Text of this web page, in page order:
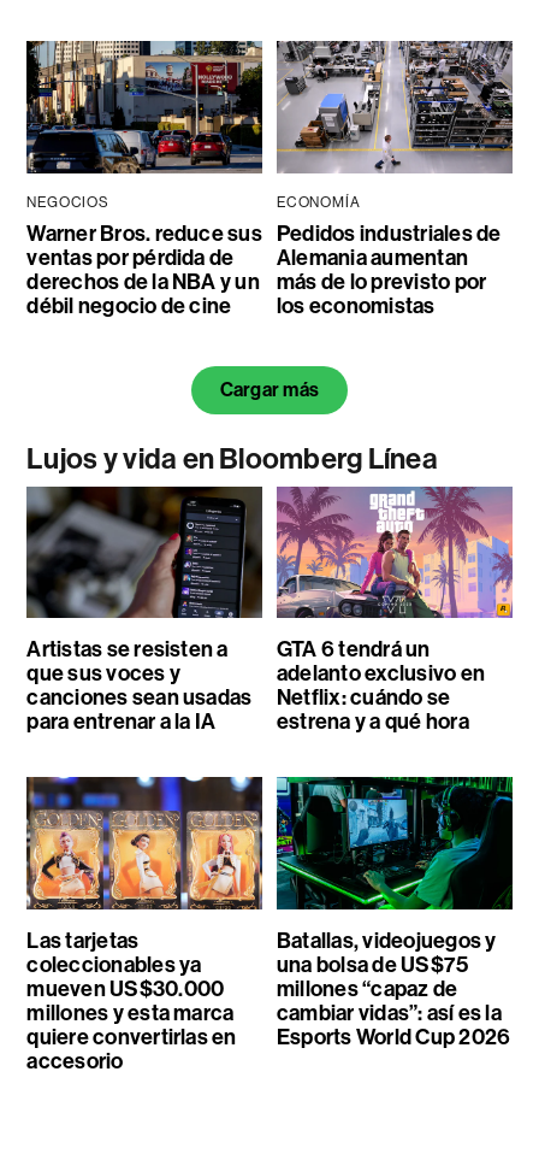
NEGOCIOS
Warner Bros. reduce sus
ventas por pérdida de
derechos de la NBA y un
débil negocio de cine
ECONOMÍA
Pedidos industriales de
Alemania aumentan
más de lo previsto por
los economistas
Cargar más
Lujos y vida en Bloomberg Línea
Artistas se resisten a
que sus voces y
canciones sean usadas
para entrenar a la IA
GTA 6 tendrá un
adelanto exclusivo en
Netflix: cuándo se
estrena y a qué hora
Las tarjetas
coleccionables ya
mueven US$30.000
millones y esta marca
quiere convertirlas en
accesorio
Batallas, videojuegos y
una bolsa de US$75
millones “capaz de
cambiar vidas”: así es la
Esports World Cup 2026